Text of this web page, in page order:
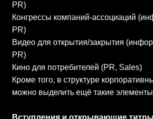
PR)
Конгрессы компаний-ассоциаций
PR)
Видео для открытия/закрытия
PR)
Кино для потребителей (PR, Sales)
Кроме того, в структуре
можно выделить ещё такие
Вступления и открывающие титры